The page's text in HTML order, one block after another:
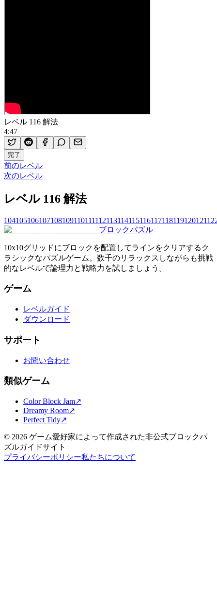
レベル 116 解法
4:47
完了
前のレベル
次のレベル
レベル 116 解法
104105106107108109110111112113114115116117118119120121
ブロックパズル
10x10グリッドにブロックを配置してラインをクリアするク
ラシックなパズルゲーム。数千のリラックスしながらも挑戦
的なレベルで論理力と戦略力を試しましょう。
ゲーム
レベルガイド
ダウンロード
サポート
お問い合わせ
類似ゲーム
Color Block Jam↗️
Dreamy Room↗️
Perfect Tidy↗️
© 2026 ゲーム愛好家によって作成された非公式ブロックパ
ズルガイドサイト
プライバシーポリシー私たちについて